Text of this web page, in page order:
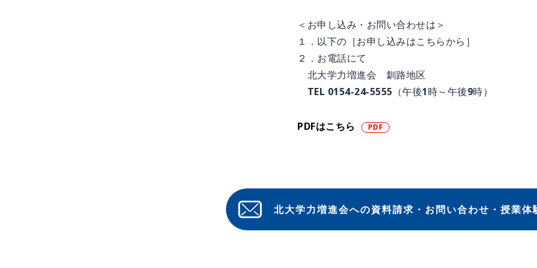
＜お申し込み・お問い合わせは＞
１．以下の［お申し込みはこちらから］
２．お電話にて
北大学力増進会 釧路地区
TEL 0154-24-5555（午後1時～午後9時）
PDFはこちら
北大学力増進会への資料請求・お問い合わせ・授業体